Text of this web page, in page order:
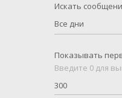
Искать
Все дни
Показывать
Введите 0 для